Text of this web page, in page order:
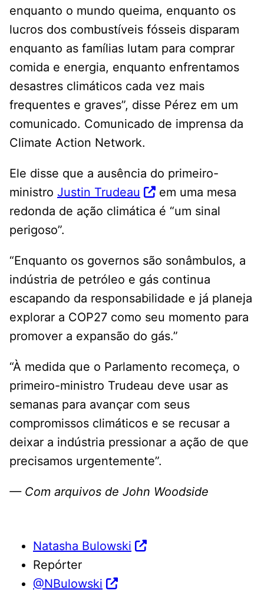
enquanto o mundo queima, enquanto os
lucros dos combustíveis fósseis disparam
enquanto as famílias lutam para comprar
comida e energia, enquanto enfrentamos
desastres climáticos cada vez mais
frequentes e graves”, disse Pérez em um
comunicado. Comunicado de imprensa da
Climate Action Network.
Ele disse que a ausência do primeiro-
ministro Justin Trudeau
em uma mesa
redonda de ação climática é “um sinal
perigoso”.
“Enquanto os governos são sonâmbulos, a
indústria de petróleo e gás continua
escapando da responsabilidade e já planeja
explorar a COP27 como seu momento para
promover a expansão do gás.”
“À medida que o Parlamento recomeça, o
primeiro-ministro Trudeau deve usar as
semanas para avançar com seus
compromissos climáticos e se recusar a
deixar a indústria pressionar a ação de que
precisamos urgentemente”.
— Com arquivos de John Woodside
Natasha Bulowski
Repórter
@NBulowski